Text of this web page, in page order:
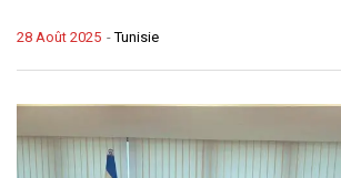
-Tunisie
28 Août 2025